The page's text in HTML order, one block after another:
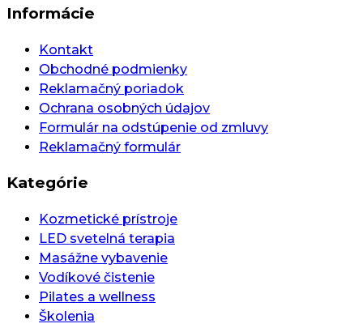
Informácie
Kontakt
Obchodné podmienky
Reklamačný poriadok
Ochrana osobných údajov
Formulár na odstúpenie od zmluvy
Reklamačný formulár
Kategórie
Kozmetické prístroje
LED svetelná terapia
Masážne vybavenie
Vodíkové čistenie
Pilates a wellness
Školenia